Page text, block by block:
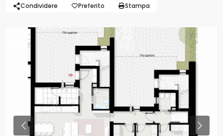
Condividere Preferito Stampa
Previous